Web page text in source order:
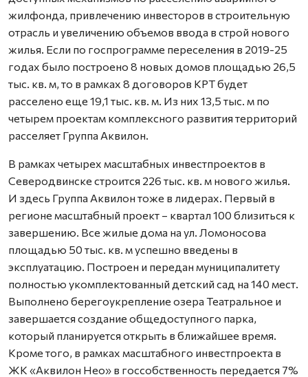
жилфонда, привлечению инвесторов в строительную
отрасль и увеличению объемов ввода в строй нового
жилья. Если по госпрограмме переселения в 2019-25
годах было построено 8 новых домов площадью 26,5
тыс. кв. м, то в рамках 8 договоров КРТ будет
расселено еще 19,1 тыс. кв. м. Из них 13,5 тыс. м по
четырем проектам комплексного развития территорий
расселяет Группа Аквилон.
В рамках четырех масштабных инвестпроектов в
Северодвинске строится 226 тыс. кв. м нового жилья.
И здесь Группа Аквилон тоже в лидерах. Первый в
регионе масштабный проект – квартал 100 близиться к
завершению. Все жилые дома на ул. Ломоносова
площадью 50 тыс. кв. м успешно введены в
эксплуатацию. Построен и передан муниципалитету
полностью укомплектованный детский сад на 140 мест.
Выполнено берегоукрепление озера Театральное и
завершается создание общедоступного парка,
который планируется открыть в ближайшее время.
Кроме того, в рамках масштабного инвестпроекта в
ЖК «Аквилон Нео» в госсобственность передается 7%